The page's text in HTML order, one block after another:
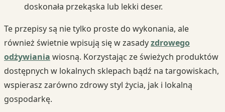
doskonała przekąska lub lekki deser.
Te przepisy są nie tylko proste do wykonania, ale
również świetnie wpisują się w zasadyzdrowego
odżywiania wiosną. Korzystając ze świeżych produktów
dostępnych w lokalnych sklepach bądź na targowiskach,
wspierasz zarówno zdrowy styl życia, jak i lokalną
gospodarkę.